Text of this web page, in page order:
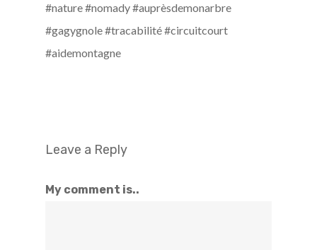
#nature #nomady #auprèsdemonarbre
#gagygnole #tracabilité #circuitcourt
#aidemontagne
Leave a Reply
My comment is..